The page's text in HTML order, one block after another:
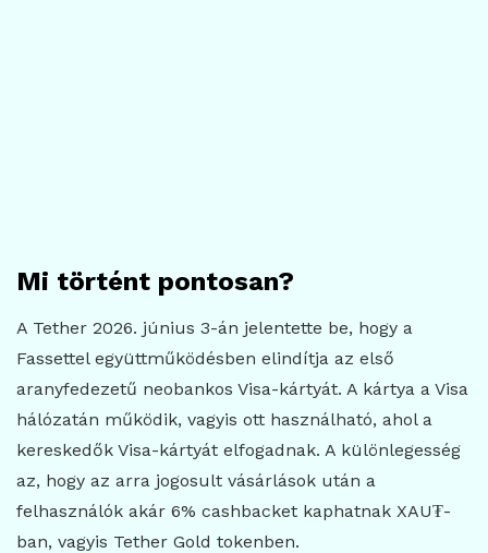
Mi történt pontosan?
A Tether 2026. június 3-án jelentette be, hogy a
Fassettel együttműködésben elindítja az első
aranyfedezetű neobankos Visa-kártyát. A kártya a Visa
hálózatán működik, vagyis ott használható, ahol a
kereskedők Visa-kártyát elfogadnak. A különlegesség
az, hogy az arra jogosult vásárlások után a
felhasználók akár 6% cashbacket kaphatnak XAU₮-
ban, vagyis Tether Gold tokenben.